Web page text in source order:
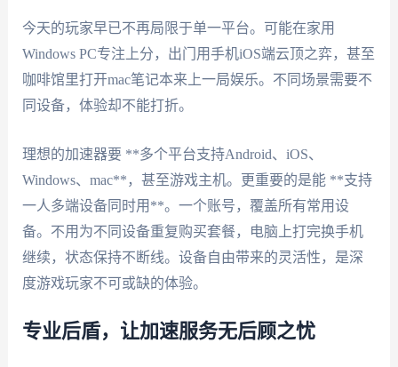
今天的玩家早已不再局限于单一平台。可能在家用
Windows PC专注上分，出门用手机iOS端云顶之弈，甚至
咖啡馆里打开mac笔记本来上一局娱乐。不同场景需要不
同设备，体验却不能打折。
理想的加速器要 **多个平台支持Android、iOS、
Windows、mac**，甚至游戏主机。更重要的是能 **支持
一人多端设备同时用**。一个账号，覆盖所有常用设
备。不用为不同设备重复购买套餐，电脑上打完换手机
继续，状态保持不断线。设备自由带来的灵活性，是深
度游戏玩家不可或缺的体验。
专业后盾，让加速服务无后顾之忧